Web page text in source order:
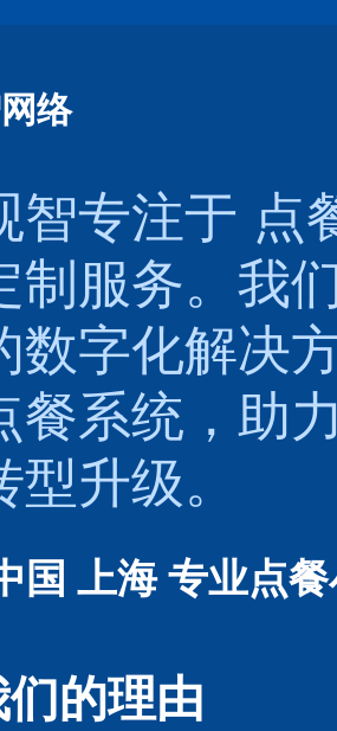
络
智专注于 点
制服务。我
数字化解决
餐系统 ，助
升级。
国 上海 专业点
的理由